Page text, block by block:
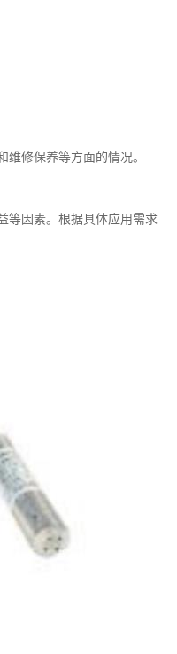
修保养等方面的情况。
等因素。根据具体应用需求